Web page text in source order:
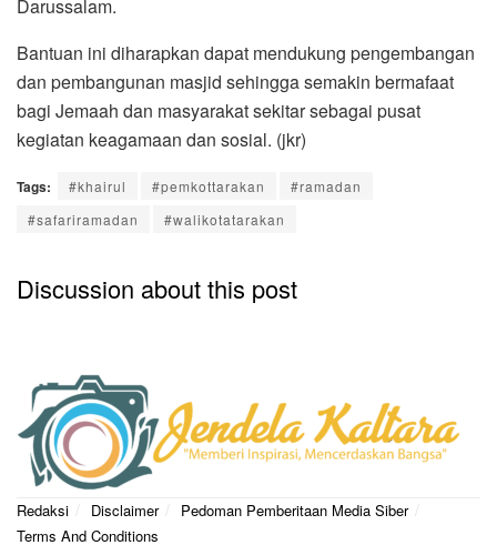
Darussalam.
Bantuan ini diharapkan dapat mendukung pengembangan
dan pembangunan masjid sehingga semakin bermafaat
bagi Jemaah dan masyarakat sekitar sebagai pusat
kegiatan keagamaan dan sosial. (jkr)
Tags: #khairul #pemkottarakan
#ramadan
#safariramadan
#walikotatarakan
Discussion about this post
Redaksi Disclaimer
Pedoman Pemberitaan Media Siber
Terms And Conditions